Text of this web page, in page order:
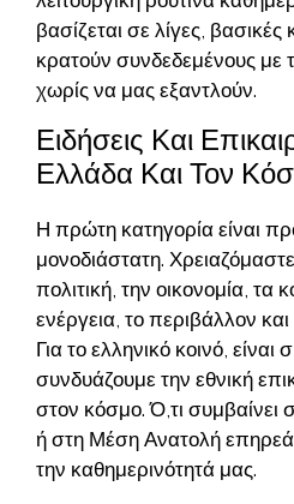
βασίζεται σε λίγες,
κρατούν συνδεδεμένους με
χωρίς να μας εξαντλούν.
Ειδήσεις Και
Ελλάδα Και Τον
Η πρώτη κατηγορία είναι
μονοδιάστατη.
πολιτική, την οικονομία, τα
ενέργεια, το περιβάλλον και
Για το ελληνικό κοινό, είναι
συνδυάζουμε την εθνική
στον κόσμο. Ό,τι
ή στη Μέση Ανατολή
την καθημερινότητά μας.